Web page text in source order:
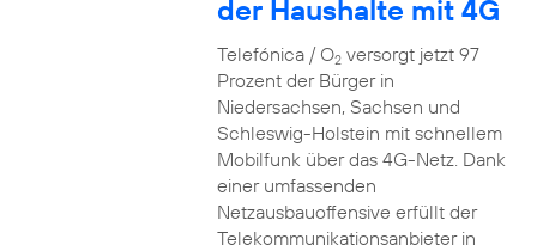
der Haushalte mit 4G
Telefónica / O2versorgt jetzt 97
Prozent der Bürger in
Niedersachsen, Sachsen und
Schleswig-Holstein mit schnellem
Mobilfunk über das 4G-Netz. Dank
einer umfassenden
Netzausbauoffensive erfüllt der
Telekommunikationsanbieter in